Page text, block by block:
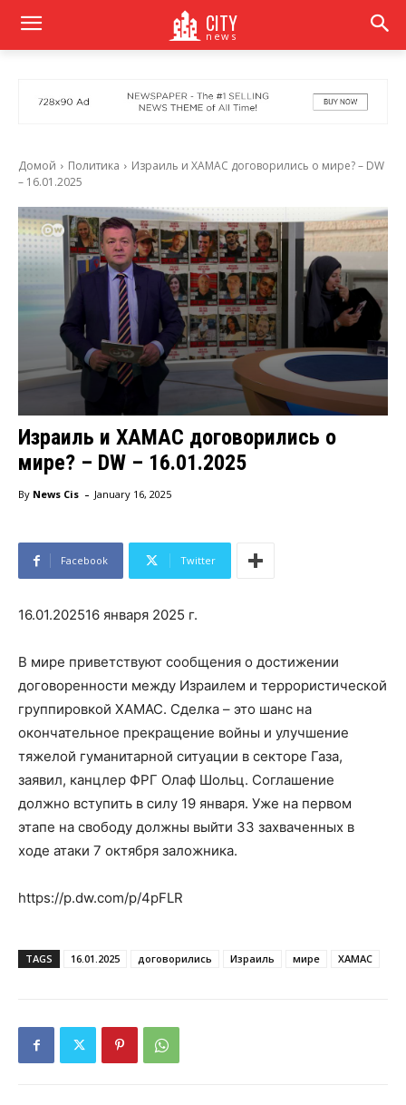
CITY
news
Домой Политика
Израиль и ХАМАС договорились о мире? – DW
– 16.01.2025
Израиль и ХАМАС договорились о
мире? – DW – 16.01.2025
By News Cis - January 16, 2025
Facebook Twitter
16.01.202516 января 2025 г.
В мире приветствуют сообщения о достижении
договоренности между Израилем и террористической
группировкой ХАМАС. Сделка – это шанс на
окончательное прекращение войны и улучшение
тяжелой гуманитарной ситуации в секторе Газа,
заявил, канцлер ФРГ Олаф Шольц. Соглашение
должно вступить в силу 19 января. Уже на первом
этапе на свободу должны выйти 33 захваченных в
ходе атаки 7 октября заложника.
https://p.dw.com/p/4pFLR
TAGS 16.01.2025 договорились Израиль мире ХАМАС